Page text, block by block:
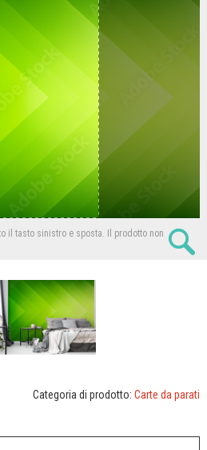
il tasto sinistro e sposta.
Il prodotto non
Categoria di prodotto: Carte da parati